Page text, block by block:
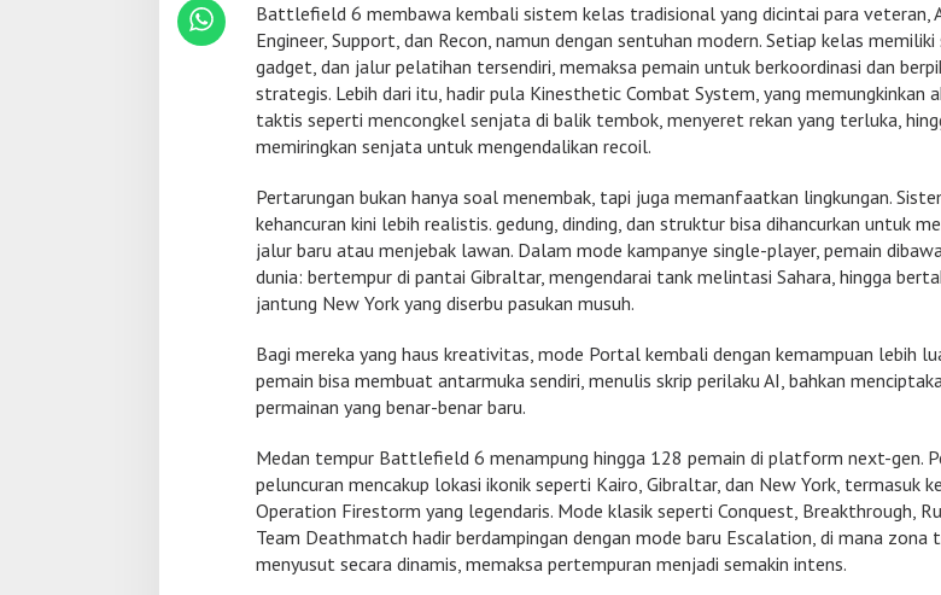
a
l
B
a
r
u
D
n
g
a
n
S
t
a
e
g
d
a
n
A
k
s
Battlefield 6 membawa kembali sistem kelas tradisional yang dicintai para veteran,
Engineer, Support, dan Recon, namun dengan sentuhan modern. Setiap kelas
gadget, dan jalur pelatihan tersendiri, memaksa pemain untuk berkoordinasi dan
strategis. Lebih dari itu, hadir pula Kinesthetic Combat System, yang memungkinkan
taktis seperti mencongkel senjata di balik tembok, menyeret rekan yang terluka,
memiringkan senjata untuk mengendalikan recoil.
Pertarungan bukan hanya soal menembak, tapi juga memanfaatkan lingkungan.
kehancuran kini lebih realistis. gedung, dinding, dan struktur bisa dihancurkan untuk
jalur baru atau menjebak lawan. Dalam mode kampanye single-player, pemain
dunia: bertempur di pantai Gibraltar, mengendarai tank melintasi Sahara, hingga
jantung New York yang diserbu pasukan musuh.
Bagi mereka yang haus kreativitas, mode Portal kembali dengan kemampuan lebih
pemain bisa membuat antarmuka sendiri, menulis skrip perilaku AI, bahkan
permainan yang benar-benar baru.
Medan tempur Battlefield 6 menampung hingga 128 pemain di platform next-gen.
peluncuran mencakup lokasi ikonik seperti Kairo, Gibraltar, dan New York, termasuk
Operation Firestorm yang legendaris. Mode klasik seperti Conquest, Breakthrough,
Team Deathmatch hadir berdampingan dengan mode baru Escalation, di mana zona
menyusut secara dinamis, memaksa pertempuran menjadi semakin intens.